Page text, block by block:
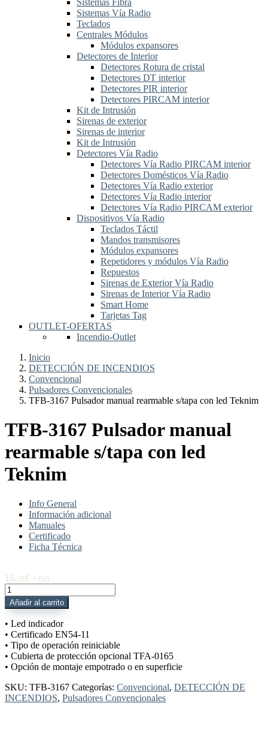
Sistemas Fibra
Sistemas Vía Radio
Teclados
Centrales Módulos
Módulos expansores
Detectores de Interior
Detectores Rotura de cristal
Detectores DT interior
Detectores PIR interior
Detectores PIRCAM interior
Kit de Intrusión
Sirenas de exterior
Sirenas de interior
Kit de Intrusión
Detectores Vía Radio
Detectores Vía Radio PIRCAM interior
Detectores Domésticos Vía Radio
Detectores Vía Radio exterior
Detectores Vía Radio interior
Detectores Vía Radio PIRCAM exterior
Dispositivos Vía Radio
Teclados Táctil
Mandos transmisores
Módulos expansores
Repetidores y módulos Vía Radio
Repuestos
Sirenas de Exterior Vía Radio
Sirenas de Interior Vía Radio
Smart Home
Tarjetas Tag
OUTLET-OFERTAS
Incendio-Outlet
Inicio
DETECCIÓN DE INCENDIOS
Convencional
Pulsadores Convencionales
TFB-3167 Pulsador manual rearmable s/tapa con led Teknim
TFB-3167 Pulsador manual
rearmable s/tapa con led
Teknim
Info General
Información adicional
Manuales
Certificado
Ficha Técnica
16,26€ + IVA
TFB-
3167
Pulsador
manual
rearmable
s/tapa
con
led
Teknim
cantidad
Añadir al carrito
• Led indicador
• Certificado EN54-11
• Tipo de operación reiniciable
• Cubierta de protección opcional TFA-0165
• Opción de montaje empotrado o en superficie
SKU: TFB-3167 Categorías: Convencional, DETECCIÓN DE
INCENDIOS, Pulsadores Convencionales